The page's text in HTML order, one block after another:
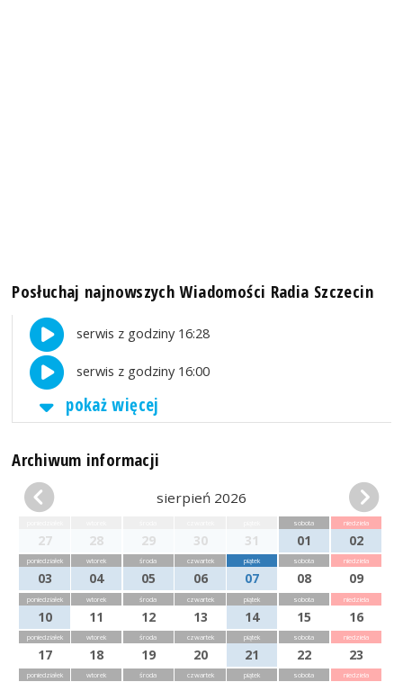
Posłuchaj najnowszych Wiadomości Radia Szczecin
serwis z godziny 16:28
serwis z godziny 16:00
pokaż więcej
Archiwum informacji
sierpień 2026
27 28 29 30 31
sobota
01
niedziela
02
poniedziałek
03
wtorek
04
środa
05
czwartek
06
piątek
07
sobota
08
niedziela
09
poniedziałek
10
wtorek
11
środa
12
czwartek
13
piątek
14
sobota
15
niedziela
16
poniedziałek
17
wtorek
18
środa
19
czwartek
20
piątek
21
sobota
22
niedziela
23
poniedziałek wtorek środa czwartek piątek sobota niedziela